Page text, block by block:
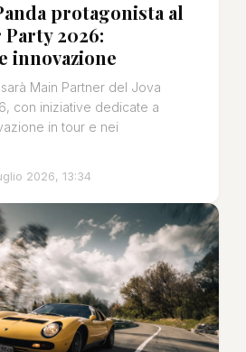
protagonista al
Party 2026:
innovazione
Main Partner del Jova
con iniziative dedicate a
in tour e nei
2026, 13:34